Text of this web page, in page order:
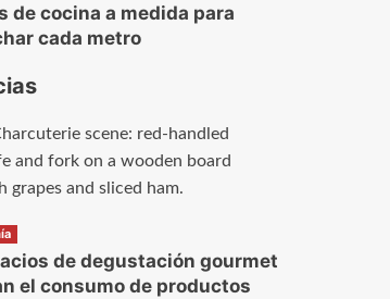
de cocina a medida para
cada metro
de degustación gourmet
el consumo de productos